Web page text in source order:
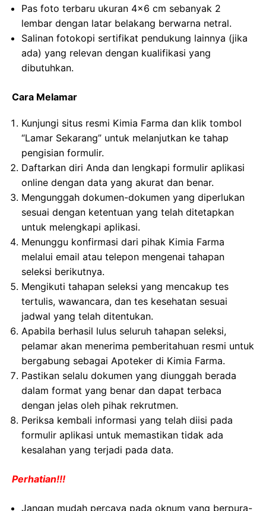
Pas foto terbaru ukuran 4×6 cm sebanyak 2
lembar dengan latar belakang berwarna netral.
Salinan fotokopi sertifikat pendukung lainnya (jika
ada) yang relevan dengan kualifikasi yang
dibutuhkan.
Cara Melamar
Kunjungi situs resmi Kimia Farma dan klik tombol
“Lamar Sekarang” untuk melanjutkan ke tahap
pengisian formulir.
Daftarkan diri Anda dan lengkapi formulir aplikasi
online dengan data yang akurat dan benar.
Mengunggah dokumen-dokumen yang diperlukan
sesuai dengan ketentuan yang telah ditetapkan
untuk melengkapi aplikasi.
Menunggu konfirmasi dari pihak Kimia Farma
melalui email atau telepon mengenai tahapan
seleksi berikutnya.
Mengikuti tahapan seleksi yang mencakup tes
tertulis, wawancara, dan tes kesehatan sesuai
jadwal yang telah ditentukan.
Apabila berhasil lulus seluruh tahapan seleksi,
pelamar akan menerima pemberitahuan resmi untuk
bergabung sebagai Apoteker di Kimia Farma.
Pastikan selalu dokumen yang diunggah berada
dalam format yang benar dan dapat terbaca
dengan jelas oleh pihak rekrutmen.
Periksa kembali informasi yang telah diisi pada
formulir aplikasi untuk memastikan tidak ada
kesalahan yang terjadi pada data.
Perhatian!!!
Jangan mudah percaya pada oknum yang berpura-